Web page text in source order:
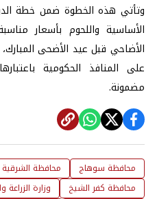
وتأتي هذه الخطوة ضمن خطة
الأساسية واللحوم بأسعار
الأضاحي قبل عيد الأضحى
على المنافذ الحكومية
مضمونة.
محافظة سوهاج محافظة الشرقية
محافظة كفر الشيخ
وزارة